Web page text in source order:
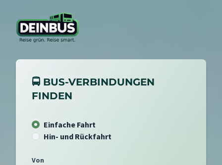
🚍 BUS-VERBINDUNGEN
FINDEN
Einfache Fahrt
Hin- und Rückfahrt
Von